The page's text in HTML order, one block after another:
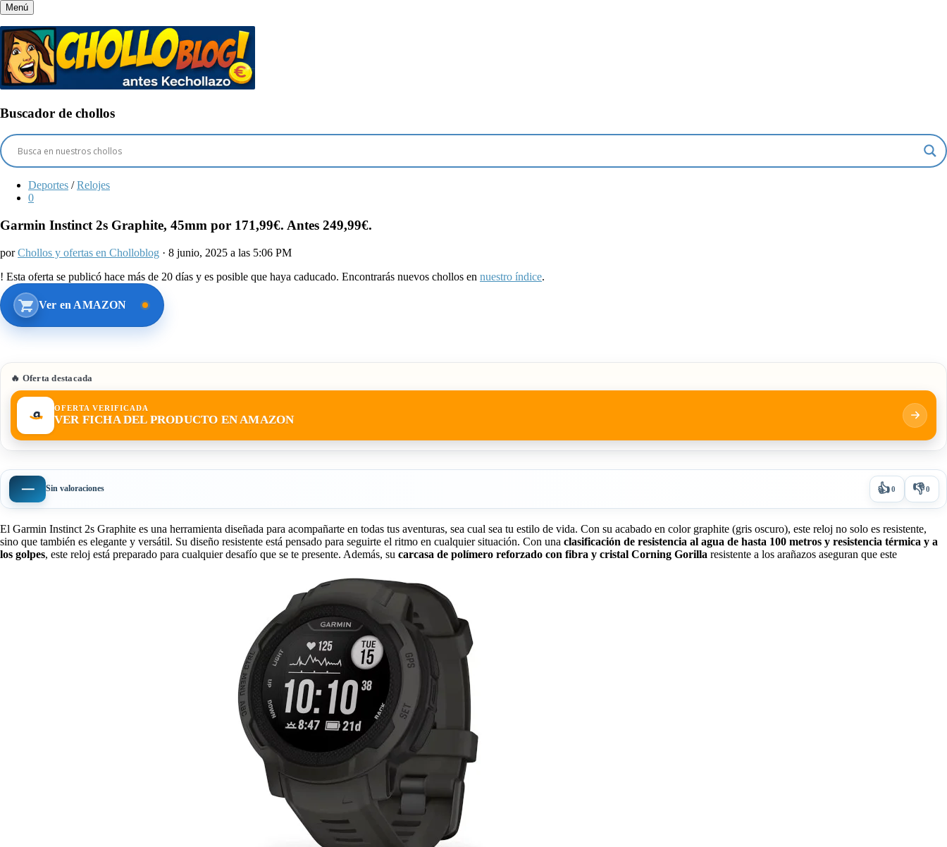
Menú
Buscador de chollos
Deportes / Relojes
0
Garmin Instinct 2s Graphite, 45mm por 171,99€. Antes 249,99€.
porChollos y ofertas en Cholloblog · 8 junio, 2025 a las 5:06 PM
! Esta oferta se publicó hace más de 20 días y es posible que haya caducado. Encontrarás nuevos chollos en nuestro índice.
Ver en AMAZON
🔥 Oferta destacada
OFERTA VERIFICADA
VER FICHA DEL PRODUCTO EN AMAZON
— Sin valoraciones 👍0 👎0
El Garmin Instinct 2s Graphite es una herramienta diseñada para acompañarte en todas tus aventuras, sea cual sea tu estilo de vida. Con su acabado en color graphite (gris oscuro), este reloj no solo es resistente,
sino que también es elegante y versátil. Su diseño resistente está pensado para seguirte el ritmo en cualquier situación. Con una clasificación de resistencia al agua de hasta 100 metros y resistencia térmica y a
los golpes, este reloj está preparado para cualquier desafío que se te presente. Además, su carcasa de polímero reforzado con fibra y cristal Corning Gorilla resistente a los arañazos aseguran que este